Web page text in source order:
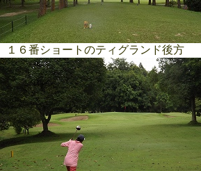
１６番ショートのティグランド後方